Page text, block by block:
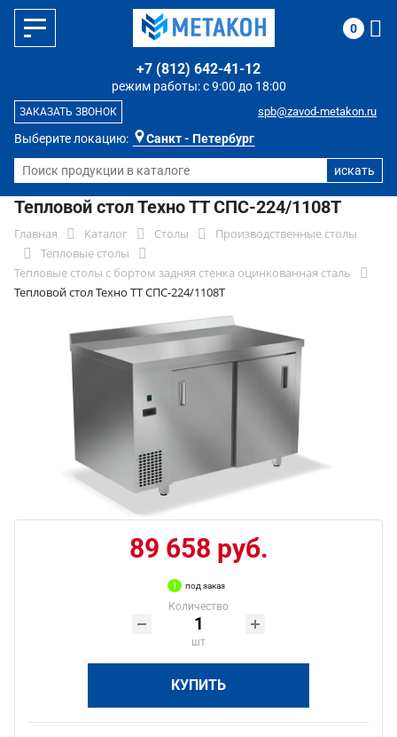
Выберите локацию: Санкт - Петербург
режим работы: с 9:00 до 18:00
+7 (812) 642-41-12
spb@zavod-metakon.ru
ЗАКАЗАТЬ ЗВОНОК
0
Тепловой стол Техно ТТ СПС-224/1108Т
Главная Каталог Столы
Производственные столы
Тепловые столы
Тепловые столы с бортом задняя стенка оцинкованная сталь
Тепловой стол Техно ТТ СПС-224/1108Т
89 658 руб.
под заказ
Количество
шт
КУПИТЬ